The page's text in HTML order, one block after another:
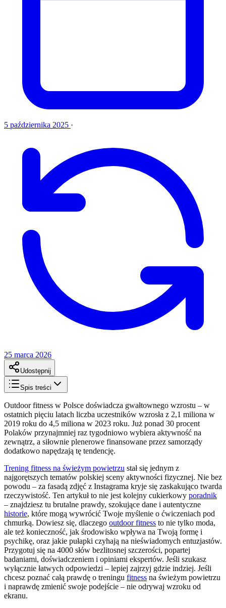
5 października 2025 ·
25 marca 2026
Udostępnij
Spis treści
Outdoor fitness w Polsce doświadcza gwałtownego wzrostu – w
ostatnich pięciu latach liczba uczestników wzrosła z 2,1 miliona w
2019 roku do 4,5 miliona w 2023 roku. Już ponad 30 procent
Polaków przynajmniej raz tygodniowo wybiera aktywność na
zewnątrz, a siłownie plenerowe finansowane przez samorządy
dodatkowo napędzają tę tendencję.
Trening fitness na świeżym powietrzu stał się jednym z
najgorętszych tematów polskiej sceny aktywności fizycznej. Nie bez
powodu – za fasadą zdjęć z Instagrama kryje się zaskakująco twarda
rzeczywistość. Ten artykuł to nie jest kolejny cukierkowy poradnik
– znajdziesz tu brutalne prawdy, szokujące dane i autentyczne
historie, które mogą wywrócić Twoje myślenie o ćwiczeniach pod
chmurką. Dowiesz się, dlaczego outdoor fitness to nie tylko moda,
ale też konieczność, jak środowisko wpływa na Twoją formę i
psychikę, oraz jakie pułapki czyhają na nieświadomych entuzjastów.
Przygotuj się na 4000 słów bezlitosnej szczerości, popartej
badaniami, doświadczeniem i opiniami ekspertów. Jeśli szukasz
wyłącznie łatwych odpowiedzi – lepiej zajrzyj gdzie indziej. Jeśli
chcesz poznać całą prawdę o treningu fitness na świeżym powietrzu
i naprawdę zmienić swoje podejście – nie odrywaj wzroku od
ekranu.